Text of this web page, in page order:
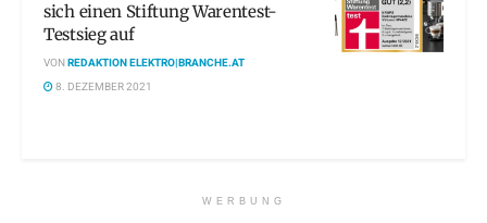
sich einen Stiftung Warentest-
Testsieg auf
VONREDAKTION ELEKTRO|BRANCHE.AT
8. DEZEMBER 2021
WERBUNG